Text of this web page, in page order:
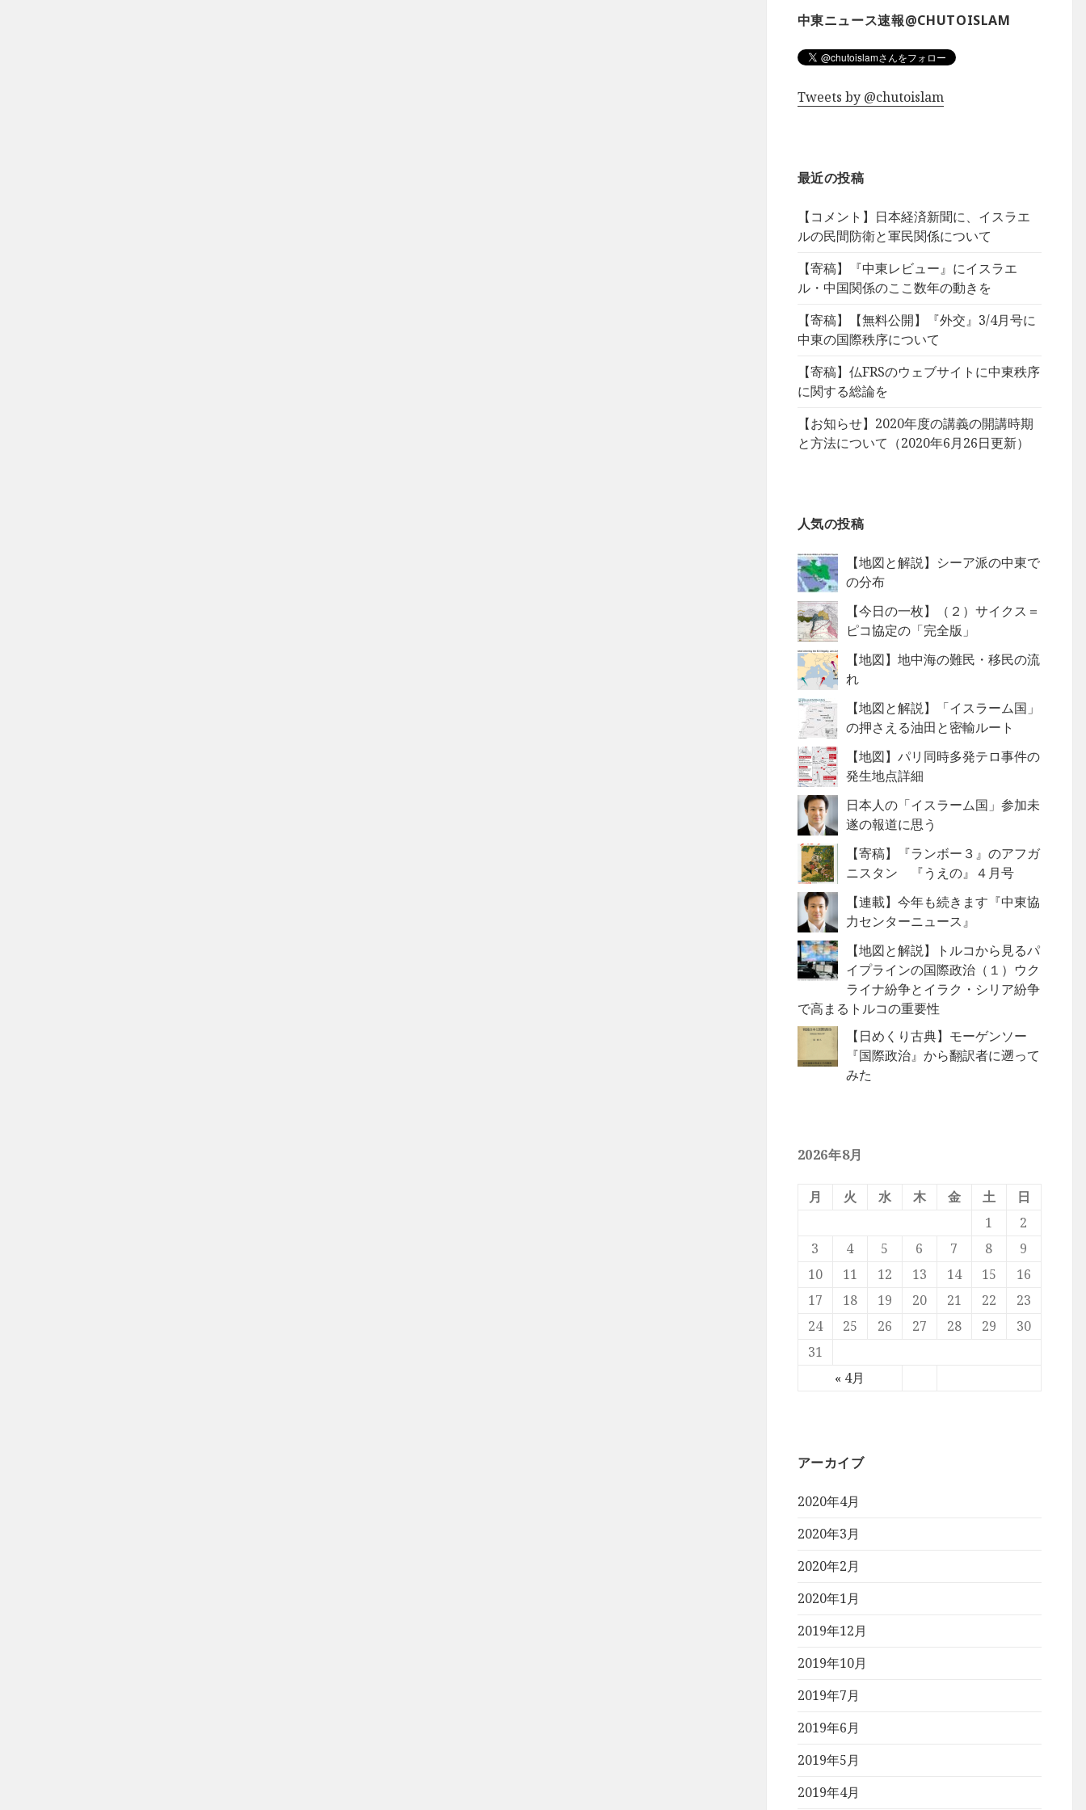
中東ニュース速報@CHUTOISLAM
Tweets by @chutoislam
最近の投稿
【コメント】日本経済新聞に、イスラエ
ルの民間防衛と軍民関係について
【寄稿】『中東レビュー』にイスラエ
ル・中国関係のここ数年の動きを
【寄稿】【無料公開】『外交』3/4月号に
中東の国際秩序について
【寄稿】仏FRSのウェブサイトに中東秩序
に関する総論を
【お知らせ】2020年度の講義の開講時期
と方法について（2020年6月26日更新）
人気の投稿
【地図と解説】シーア派の中東で
の分布
【今日の一枚】（２）サイクス＝
ピコ協定の「完全版」
【地図】地中海の難民・移民の流
れ
【地図と解説】「イスラーム国」
の押さえる油田と密輸ルート
【地図】パリ同時多発テロ事件の
発生地点詳細
日本人の「イスラーム国」参加未
遂の報道に思う
【寄稿】『ランボー３』のアフガ
ニスタン 『うえの』４月号
【連載】今年も続きます『中東協
力センターニュース』
【地図と解説】トルコから見るパ
イプラインの国際政治（１）ウク
ライナ紛争とイラク・シリア紛争
で高まるトルコの重要性
【日めくり古典】モーゲンソー
『国際政治』から翻訳者に遡って
みた
2026年8月
月 火 水 木 金 土 日
« 4月
1
2
3
4 5 6 7 8
9
10
11 12 13 14 15
16
17
18 19 20 21 22
23
24
25 26 27 28 29
30
31
アーカイブ
2020年4月
2020年3月
2020年2月
2020年1月
2019年12月
2019年10月
2019年7月
2019年6月
2019年5月
2019年4月